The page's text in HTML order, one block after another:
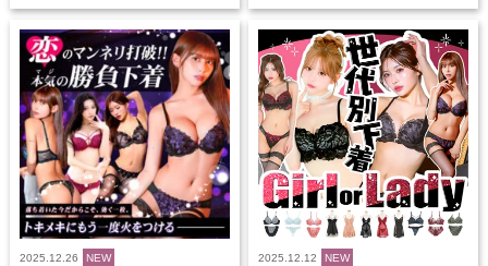
2025.12.26 NEW 2025.12.12 NEW